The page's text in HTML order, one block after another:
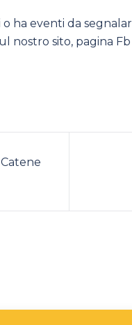
ha eventi da
nostro sito, pagina